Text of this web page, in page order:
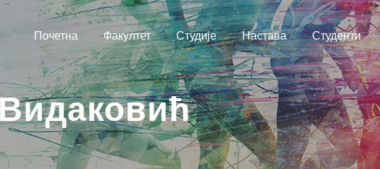
Почетна Факултет Студије Настава Студенти